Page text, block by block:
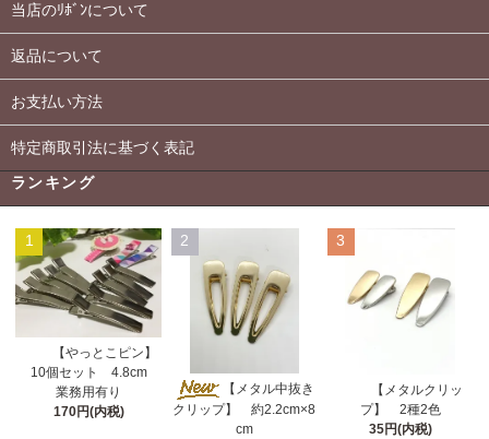
当店のﾘﾎﾞﾝについて
返品について
お支払い方法
特定商取引法に基づく表記
ランキング
1
【やっとこピン】
10個セット 4.8cm
業務用有り
170円(内税)
2
【メタル中抜き
クリップ】 約2.2cm×8
cm
3
【メタルクリッ
プ】 2種2色
35円(内税)